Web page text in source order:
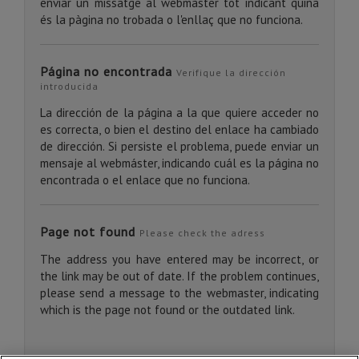
és la pàgina no trobada o l'enllaç que no funciona.
Página no encontrada Verifique la dirección
introducida
La dirección de la página a la que quiere acceder no
es correcta, o bien el destino del enlace ha cambiado
de dirección. Si persiste el problema, puede enviar un
mensaje al webmáster, indicando cuál es la página no
encontrada o el enlace que no funciona.
Page not found Please check the adress
The address you have entered may be incorrect, or
the link may be out of date. If the problem continues,
please send a message to the webmaster, indicating
which is the page not found or the outdated link.